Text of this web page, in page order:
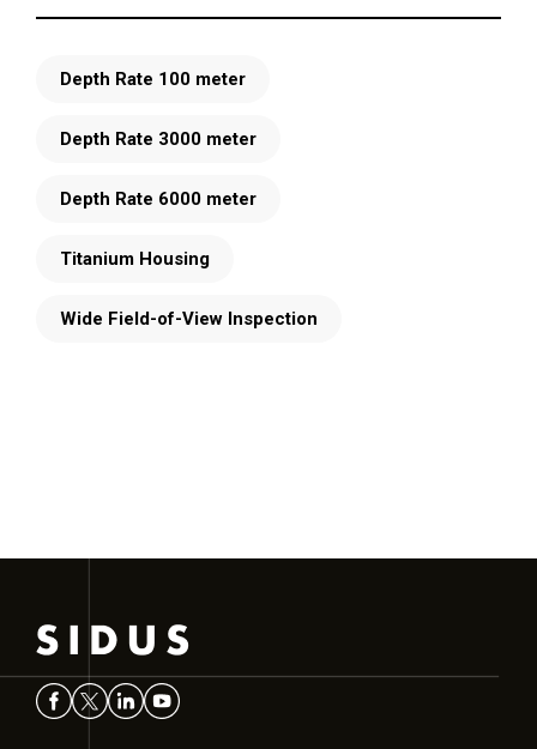
Depth Rate 100 meter
Depth Rate 3000 meter
Depth Rate 6000 meter
Titanium Housing
Wide Field-of-View Inspection